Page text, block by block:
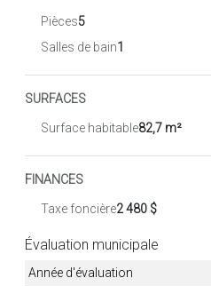
Pièces5
Salles de bain1
SURFACES
Surface habitable82,7 m²
FINANCES
Taxe foncière2 480 $
Évaluation municipale
Année d'évaluation